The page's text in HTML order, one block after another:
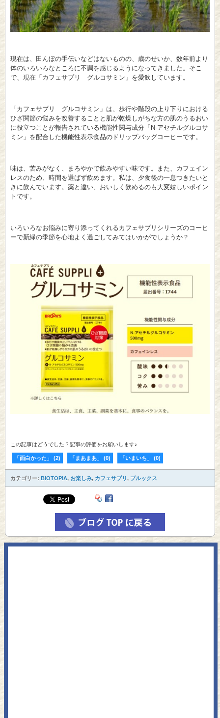
現在は、田んぼの手伝いなどはないものの、歳のせいか、数年前より
体のいろいろなところに不調を感じるようになってきました。そこ
で、現在「カフェサプリ グルコサミン」を愛飲しています。
「カフェサプリ グルコサミン」は、歩行や階段の上り下りにおける
ひざ関節の悩みを改善することと肌が乾燥しがちな方の肌のうるおい
に役立つことが報告されている機能性関与成分「N-アセチルグルコサ
ミン」を配合した機能性表示食品のドリップバッグコーヒーです。
味は、苦みがなく、まろやかで飲みやすい味です。また、カフェイン
レスのため、時間を選ばず飲めます。私は、夕食後の一息つきたいと
きに飲んでいます。薬と違い、おいしく飲めるのも大変嬉しいポイン
トです。
いろいろなお悩みに寄り添ってくれるカフェサプリシリーズのコーヒ
ーで新緑の季節を心地よく過ごしてみてはいかがでしょうか？
この記事はどうでした？記事の評価をお願いします♪
「面白かった」 (2) 「まあまあ」 (0) 「いまいち」 (0)
カテゴリー: BIOTOPIA, お楽しみ, カフェサプリ, ブルックス